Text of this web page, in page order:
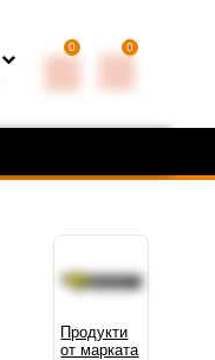
0 0
Продукти
от марката